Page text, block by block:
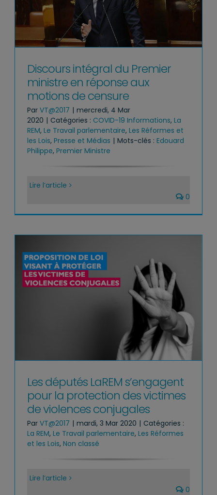
Discours intégral du Premier
ministre en réponse aux
motions de censure
Par VT@2017 | mercredi, 4 Mar
2020 | Catégories : COVID-19 Informations, La
REM, Le Travail parlementaire, Les Réformes et
les Lois, Presse et Médias | Mots-clés : Edouard
Philippe, Premier Ministre
Lire l’article
0
Les députés LaREM s’engagent
pour la protection des victimes
de violences conjugales
Par VT@2017 | mardi, 3 Mar 2020 | Catégories :
La REM, Le Travail parlementaire, Les Réformes
et les Lois, Non classé
Lire l’article
0